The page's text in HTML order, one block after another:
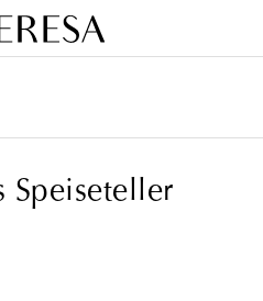
Speiseteller